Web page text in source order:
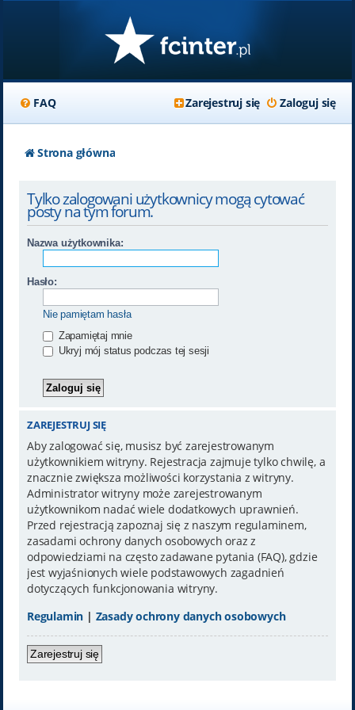
FAQ Zaloguj się
Zarejestruj się
Strona główna
Tylko zalogowani użytkownicy mogą cytować
posty na tym forum.
Nazwa użytkownika:
Hasło:
Nie pamiętam hasła
Zapamiętaj mnie
Ukryj mój status podczas tej sesji
ZAREJESTRUJ SIĘ
Aby zalogować się, musisz być zarejestrowanym
użytkownikiem witryny. Rejestracja zajmuje tylko chwilę, a
znacznie zwiększa możliwości korzystania z witryny.
Administrator witryny może zarejestrowanym
użytkownikom nadać wiele dodatkowych uprawnień.
Przed rejestracją zapoznaj się z naszym regulaminem,
zasadami ochrony danych osobowych oraz z
odpowiedziami na często zadawane pytania (FAQ), gdzie
jest wyjaśnionych wiele podstawowych zagadnień
dotyczących funkcjonowania witryny.
Regulamin | Zasady ochrony danych osobowych
Zarejestruj się